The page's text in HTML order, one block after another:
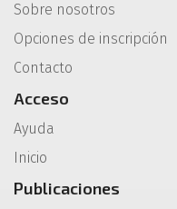
Sobre nosotros
Opciones de inscripción
Contacto
Acceso
Ayuda
Inicio
Publicaciones